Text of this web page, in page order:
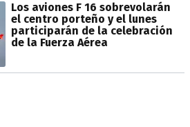
Los aviones F 16 sobrevolarán
el centro porteño y el lunes
participarán de la celebración
de la Fuerza Aérea